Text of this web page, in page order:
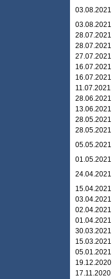
03.08.2021
03.08.2021
28.07.2021
28.07.2021
27.07.2021
16.07.2021
16.07.2021
11.07.2021
28.06.2021
13.06.2021
28.05.2021
28.05.2021
05.05.2021
01.05.2021
24.04.2021
15.04.2021
03.04.2021
02.04.2021
01.04.2021
30.03.2021
15.03.2021
05.01.2021
19.12.2020
17.11.2020